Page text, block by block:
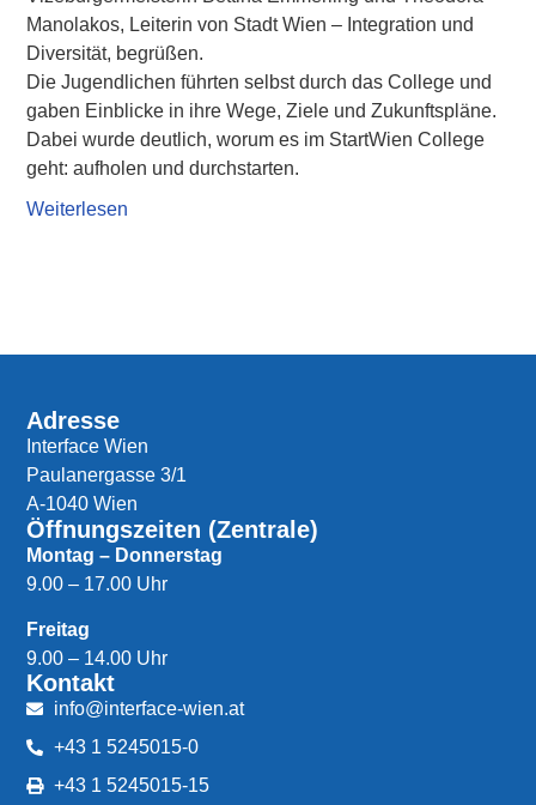
Manolakos, Leiterin von Stadt Wien – Integration und
Diversität, begrüßen.
Die Jugendlichen führten selbst durch das College und
gaben Einblicke in ihre Wege, Ziele und Zukunftspläne.
Dabei wurde deutlich, worum es im StartWien College
geht: aufholen und durchstarten.
Weiterlesen
Adresse
Interface Wien
Paulanergasse 3/1
A-1040 Wien
Öffnungszeiten (Zentrale)
Montag – Donnerstag
9.00 – 17.00 Uhr
Freitag
9.00 – 14.00 Uhr
Kontakt
info@interface-wien.at
+43 1 5245015-0
+43 1 5245015-15